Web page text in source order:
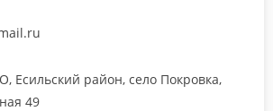
Есильский район, село Покровка,
49